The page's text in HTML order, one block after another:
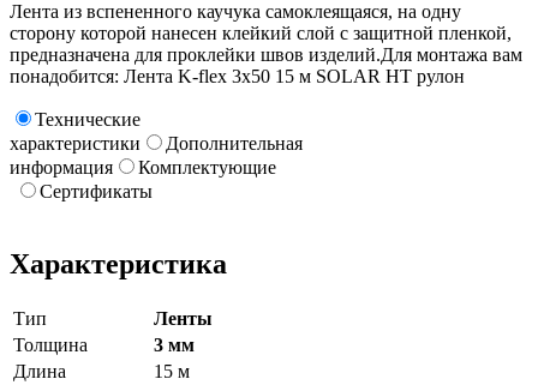
Лента из вспененного каучука самоклеящаяся, на одну
сторону которой нанесен клейкий слой с защитной пленкой,
предназначена для проклейки швов изделий.Для монтажа вам
понадобится: Лента K-flex 3х50 15 м SOLAR HT рулон
Технические
характеристики
Дополнительная
информация
Комплектующие
Сертификаты
Характеристика
Тип
Ленты
Толщина
3 мм
Длина
15 м